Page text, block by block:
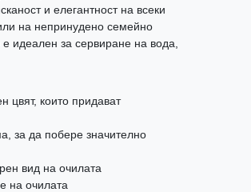
и елегантност на всеки
на непринудено семейно
идеален за сервиране на вода,
цвят, които придават
за да побере значително
вид на очилата
на очилата